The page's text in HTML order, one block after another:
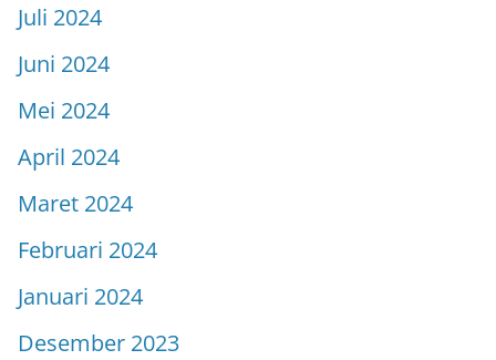
Juli 2024
Juni 2024
Mei 2024
April 2024
Maret 2024
Februari 2024
Januari 2024
Desember 2023